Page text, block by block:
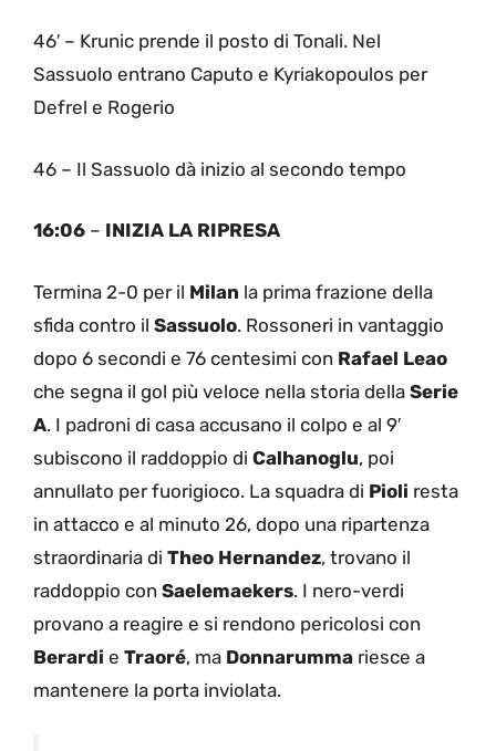
46′ – Krunic prende il posto di Tonali. Nel
Sassuolo entrano Caputo e Kyriakopoulos per
Defrel e Rogerio
46 – Il Sassuolo dà inizio al secondo tempo
16:06 – INIZIA LA RIPRESA
Termina 2-0 per il Milan la prima frazione della
sfida contro il Sassuolo. Rossoneri in vantaggio
dopo 6 secondi e 76 centesimi con Rafael Leao
che segna il gol più veloce nella storia della Serie
A. I padroni di casa accusano il colpo e al 9′
subiscono il raddoppio di Calhanoglu, poi
annullato per fuorigioco. La squadra di Pioli resta
in attacco e al minuto 26, dopo una ripartenza
straordinaria di Theo Hernandez, trovano il
raddoppio con Saelemaekers. I nero-verdi
provano a reagire e si rendono pericolosi con
Berardi e Traoré, ma Donnarumma riesce a
mantenere la porta inviolata.